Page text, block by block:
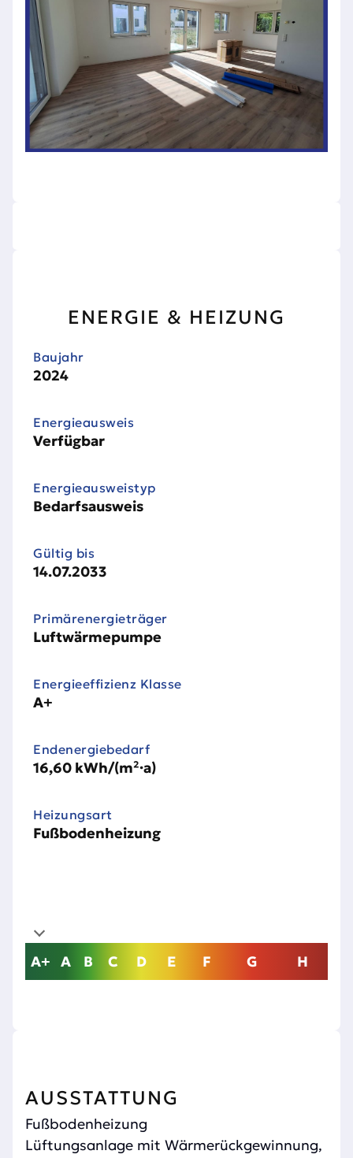
ENERGIE & HEIZUNG
Baujahr
2024
Energieausweis
Verfügbar
Energie­ausweistyp
Bedarfsausweis
Gültig bis
14.07.2033
Primärenergieträger
Luftwärmepumpe
Energieeffizienz Klasse
A+
Endenergiebedarf
16,60 kWh/(m²·a)
Heizungsart
Fußbodenheizung
A+ A B C D E F G H
AUSSTATTUNG
Fußbodenheizung
Lüftungsanlage mit Wärmerückgewinnung,